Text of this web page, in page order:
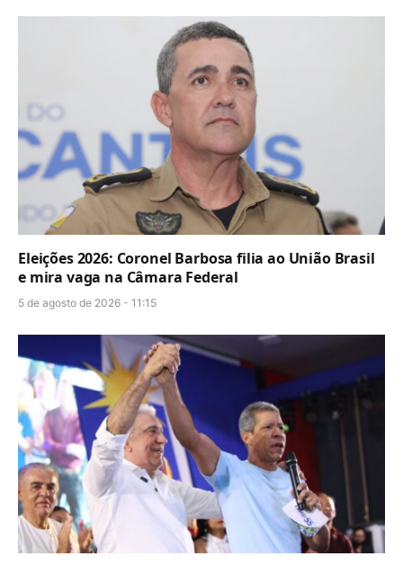
Eleições 2026: Coronel Barbosa filia ao União Brasil
e mira vaga na Câmara Federal
5 de agosto de 2026 - 11:15